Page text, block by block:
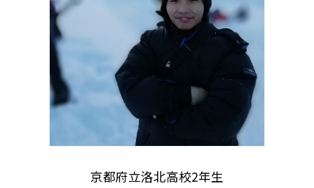
京都府立洛北高校2年生